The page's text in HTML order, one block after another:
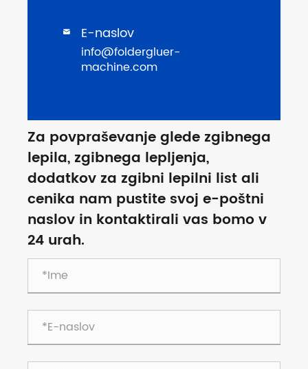
 E-naslov
info@foldergluer-
machine.com
Za povpraševanje glede zgibnega
lepila, zgibnega lepljenja,
dodatkov za zgibni lepilni list ali
cenika nam pustite svoj e-poštni
naslov in kontaktirali vas bomo v
24 urah.